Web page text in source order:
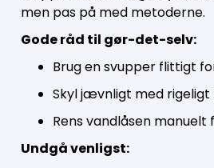
men pas på med metoderne.
Gode råd til gør-det-selv:
Brug en svupper flittigt
Skyl jævnligt med rigeligt
Rens vandlåsen manuelt
Undgå venligst: